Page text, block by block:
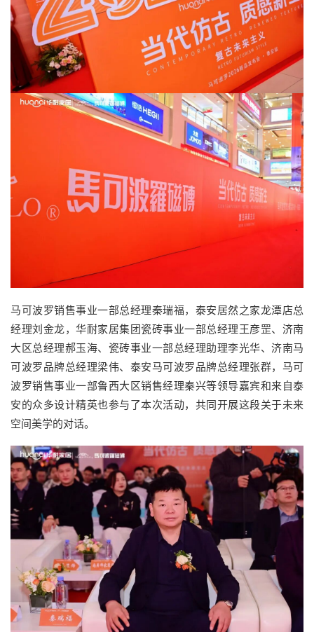
马可波罗销售事业一部总经理秦瑞福，泰安居然之家龙潭店总
经理刘金龙，华耐家居集团瓷砖事业一部总经理王彦罡、济南
大区总经理郝玉海、瓷砖事业一部总经理助理李光华、济南马
可波罗品牌总经理梁伟、泰安马可波罗品牌总经理张群，马可
波罗销售事业一部鲁西大区销售经理秦兴等领导嘉宾和来自泰
安的众多设计精英也参与了本次活动，共同开展这段关于未来
空间美学的对话。